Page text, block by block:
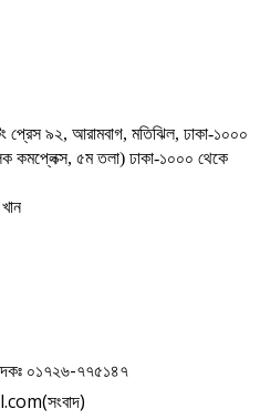
প্রেস ৯২, আরামবাগ, মতিঝিল, ঢাকা-১০০০
কমপ্লেক্স, ৫ম তলা) ঢাকা-১০০০ থেকে
০১৭২৬-৭৭৫১৪৭